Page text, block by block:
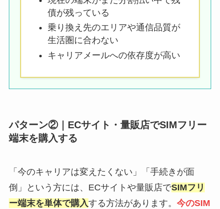
債が残っている
乗り換え先のエリアや通信品質が
生活圏に合わない
キャリアメールへの依存度が高い
パターン②｜ECサイト・量販店でSIMフリー
端末を購入する
「今のキャリアは変えたくない」「手続きが面
倒」という方には、ECサイトや量販店でSIMフリ
ー端末を単体で購入する方法があります。 今のSIM